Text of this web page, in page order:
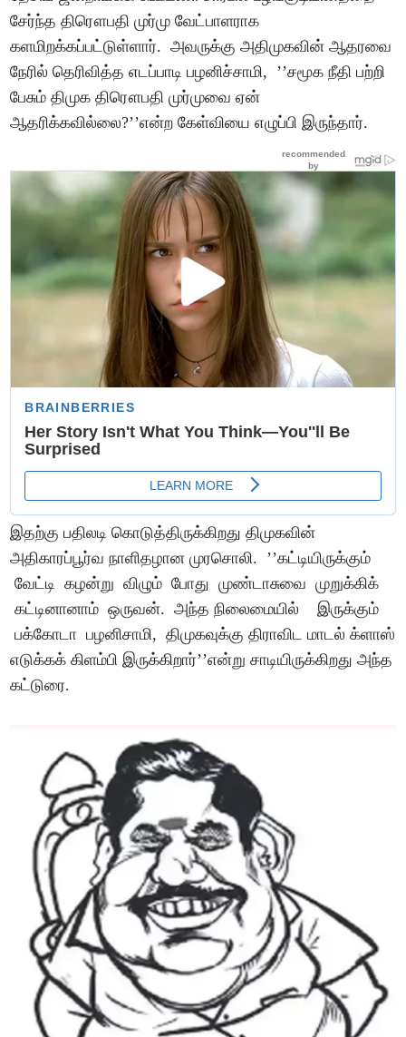
சேர்ந்த திரௌபதி முர்மு வேட்பாளராக
களமிறக்கப்பட்டுள்ளார். அவருக்கு அதிமுகவின் ஆதரவை
நேரில் தெரிவித்த எடப்பாடி பழனிச்சாமி, ’’சமூக நீதி பற்றி
பேசும் திமுக திரௌபதி முர்முவை ஏன்
ஆதரிக்கவில்லை?’’என்ற கேள்வியை எழுப்பி இருந்தார்.
இதற்கு பதிலடி கொடுத்திருக்கிறது திமுகவின்
அதிகாரப்பூர்வ நாளிதழான முரசொலி. ’’கட்டியிருக்கும்
வேட்டி கழன்று விழும் போது முண்டாசுவை முறுக்கிக்
கட்டினானாம் ஒருவன். அந்த நிலைமையில் இருக்கும்
பக்கோடா பழனிசாமி, திமுகவுக்கு திராவிட மாடல் க்ளாஸ்
எடுக்கக் கிளம்பி இருக்கிறார்’’என்று சாடியிருக்கிறது அந்த
கட்டுரை.